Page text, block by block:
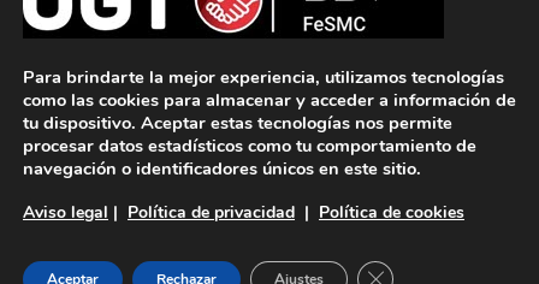
e
r
n
a
t
i
e
:
Aviso legal|Política de privacidad|Política
© 2026 SECCIÓN SINDICAL UGT BBVA• Creado con
Para brindarte la mejor experiencia, utilizamos tecnologías
como las cookies para almacenar y acceder a información de
tu dispositivo. Aceptar estas tecnologías nos permite
procesar datos estadísticos como tu comportamiento de
navegación o identificadores únicos en este sitio.
Aviso legal | Política de privacidad | Política de cookies
Aceptar Rechazar Ajustes Cerrar el banner de
ESP CAT